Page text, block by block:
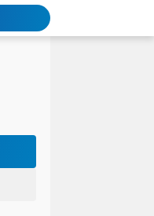
Wali Kota Pariaman Hadiri Penguatan Relawan Pancasila, Tekankan Implementasi Nilai Pancasila dalam Pelayanan Publik
Pisah Sambut Kapolres, Yota Balad Tekankan Pentingnya Sinergi Jaga Kondusivitas Daerah
Tingkatkan Mutu Pelayanan, Pemko Pariaman Gandeng RSUP Dr. M. Djamil Padang